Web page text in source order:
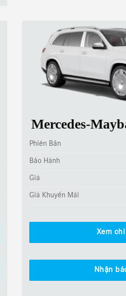
Mercedes-
Phiên Bản
Bảo Hành
Giá
Giá Khuyến Mãi
Xem
Nhận